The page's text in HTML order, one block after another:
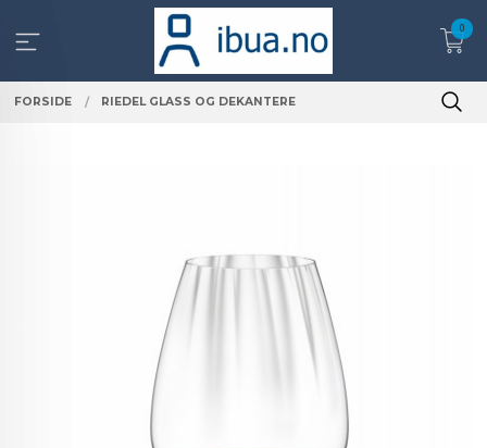
innholdet
0
FORSIDE RIEDEL GLASS OG DEKANTERE